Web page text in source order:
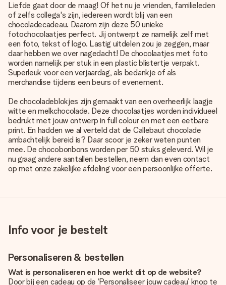
Liefde gaat door de maag! Of het nu je vrienden, familieleden
of zelfs collega's zijn, iedereen wordt blij van een
chocoladecadeau. Daarom zijn deze 50 unieke
fotochocolaatjes perfect. Jij ontwerpt ze namelijk zelf met
een foto, tekst of logo. Lastig uitdelen zou je zeggen, maar
daar hebben we over nagedacht! De chocolaatjes met foto
worden namelijk per stuk in een plastic blistertje verpakt.
Superleuk voor een verjaardag, als bedankje of als
merchandise tijdens een beurs of evenement.
De chocoladeblokjes zijn gemaakt van een overheerlijk laagje
witte en melkchocolade. Deze chocolaatjes worden individueel
bedrukt met jouw ontwerp in full colour en met een eetbare
print. En hadden we al verteld dat de Callebaut chocolade
ambachtelijk bereid is? Daar scoor je zeker weten punten
mee. De chocobonbons worden per 50 stuks geleverd. Wil je
nu graag andere aantallen bestellen, neem dan even contact
op met onze zakelijke afdeling voor een persoonlijke offerte.
Info voor je bestelt
Personaliseren & bestellen
Wat is personaliseren en hoe werkt dit op de website?
Door bij een cadeau op de ‘Personaliseer jouw cadeau’ knop te